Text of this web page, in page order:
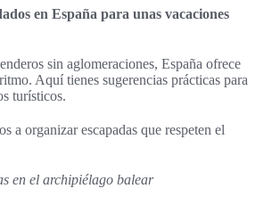
en España para unas vacaciones
sin aglomeraciones, España ofrece
Aquí tienes sugerencias prácticas para
turísticos.
a organizar escapadas que respeten el
en el archipiélago balear